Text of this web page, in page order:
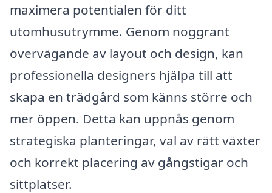
maximera potentialen för ditt
utomhusutrymme. Genom noggrant
övervägande av layout och design, kan
professionella designers hjälpa till att
skapa en trädgård som känns större och
mer öppen. Detta kan uppnås genom
strategiska planteringar, val av rätt växter
och korrekt placering av gångstigar och
sittplatser.